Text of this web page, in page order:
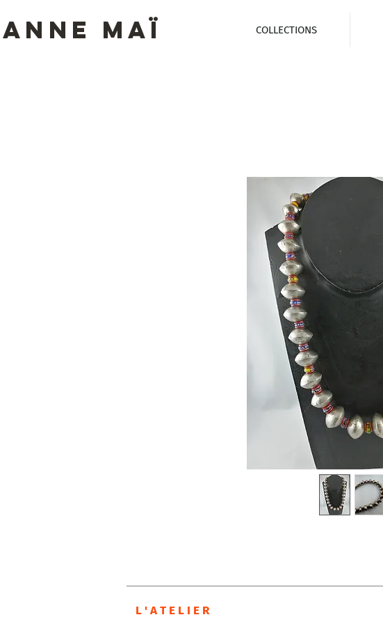
ANNE MAï COLLECTIONS
L ' A T E L I E R